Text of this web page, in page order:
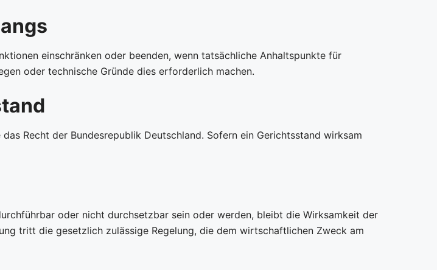
einschränken oder beenden, wenn tatsächliche Anhaltspunkte für
oder technische Gründe dies erforderlich machen.
Recht der Bundesrepublik Deutschland. Sofern ein Gerichtsstand wirksam
oder nicht durchsetzbar sein oder werden, bleibt die Wirksamkeit der
tritt die gesetzlich zulässige Regelung, die dem wirtschaftlichen Zweck am